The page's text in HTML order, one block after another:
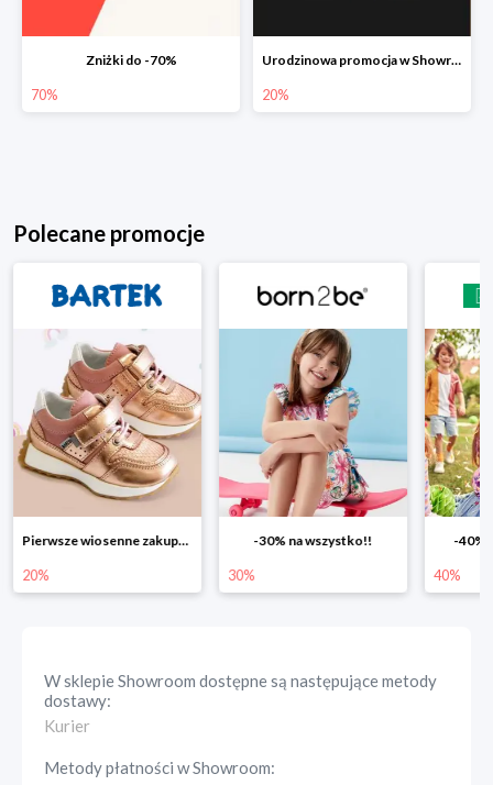
Zniżki do -70%
70%
Urodzinowa promocja w Showroom do -20%
20%
Polecane promocje
-30% na wszystko!!
30%
-40% na drugą sztukę
40% 25%
W sklepieShowroom dostępne są następujące metody
dostawy:
Kurier
Metody płatności wShowroom: